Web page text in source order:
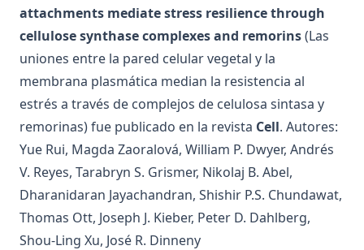
attachments mediate stress resilience through
cellulose synthase complexes and remorins(Las
uniones entre la pared celular vegetal y la
membrana plasmática median la resistencia al
estrés a través de complejos de celulosa sintasa y
remorinas) fue publicado en la revista Cell. Autores:
Yue Rui, Magda Zaoralová, William P. Dwyer, Andrés
V. Reyes, Tarabryn S. Grismer, Nikolaj B. Abel,
Dharanidaran Jayachandran, Shishir P.S. Chundawat,
Thomas Ott, Joseph J. Kieber, Peter D. Dahlberg,
Shou-Ling Xu, José R. Dinneny